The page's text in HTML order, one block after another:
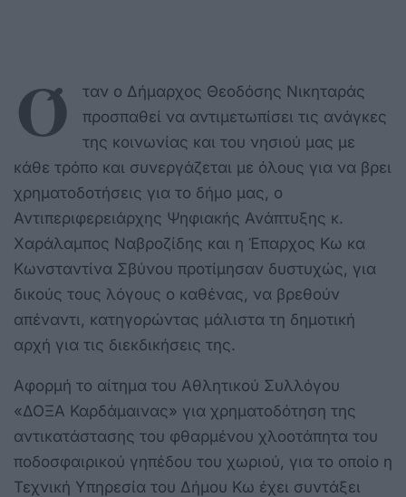
Ό
ταν ο Δήμαρχος Θεοδόσης Νικηταράς
προσπαθεί να αντιμετωπίσει τις ανάγκες
της κοινωνίας και του νησιού μας με
κάθε τρόπο και συνεργάζεται με όλους για να βρει
χρηματοδοτήσεις για το δήμο μας, ο
Αντιπεριφερειάρχης Ψηφιακής Ανάπτυξης κ.
Χαράλαμπος Ναβροζίδης και η Έπαρχος Κω κα
Κωνσταντίνα Σβύνου προτίμησαν δυστυχώς, για
δικούς τους λόγους ο καθένας, να βρεθούν
απέναντι, κατηγορώντας μάλιστα τη δημοτική
αρχή για τις διεκδικήσεις της.
Αφορμή το αίτημα του Αθλητικού Συλλόγου
«ΔΟΞΑ Καρδάμαινας» για χρηματοδότηση της
αντικατάστασης του φθαρμένου χλοοτάπητα του
ποδοσφαιρικού γηπέδου του χωριού, για το οποίο η
Τεχνική Υπηρεσία του Δήμου Κω έχει συντάξει